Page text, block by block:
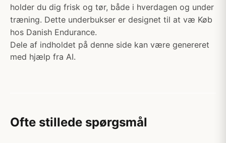
holder du dig frisk og tør, både i hverdagen og under
træning. Dette underbukser er designet til at væ Køb
hos Danish Endurance.
Dele af indholdet på denne side kan være genereret
med hjælp fra AI.
Ofte stillede spørgsmål